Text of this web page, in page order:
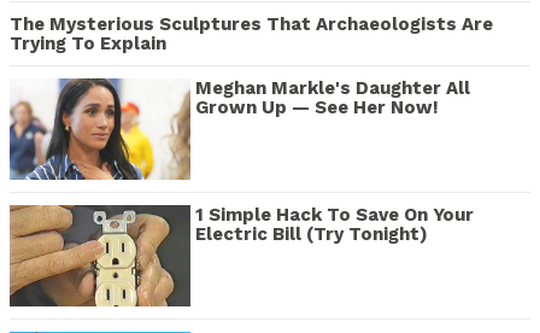
The Mysterious Sculptures That Archaeologists Are
Trying To Explain
Meghan Markle's Daughter All
Grown Up — See Her Now!
1 Simple Hack To Save On Your
Electric Bill (Try Tonight)